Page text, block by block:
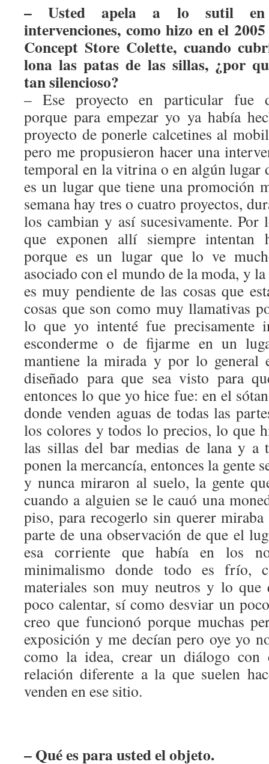
– Usted apela a lo sutil en
intervenciones, como hizo en el
Concept Store Colette, cuando
lona las patas de las sillas, ¿por
tan silencioso?
– Ese proyecto en particular fue
porque para empezar yo ya había
proyecto de ponerle calcetines al
pero me propusieron hacer una
temporal en la vitrina o en algún lugar
es un lugar que tiene una promoción
semana hay tres o cuatro proyectos,
los cambian y así sucesivamente. Por
que exponen allí siempre intentan
porque es un lugar que lo ve
asociado con el mundo de la moda, y
es muy pendiente de las cosas que
cosas que son como muy llamativas
lo que yo intenté fue precisamente
esconderme o de fijarme en un
mantiene la mirada y por lo general
diseñado para que sea visto para
entonces lo que yo hice fue: en el
donde venden aguas de todas las
los colores y todos lo precios, lo que
las sillas del bar medias de lana y a
ponen la mercancía, entonces la gente
y nunca miraron al suelo, la gente
cuando a alguien se le cauó una
piso, para recogerlo sin querer
parte de una observación de que el
esa corriente que había en los
minimalismo donde todo es frío,
materiales son muy neutros y lo que
poco calentar, sí como desviar un
creo que funcionó porque muchas
exposición y me decían pero oye yo
como la idea, crear un diálogo con
relación diferente a la que suelen
venden en ese sitio.
– Qué es para usted el objeto.